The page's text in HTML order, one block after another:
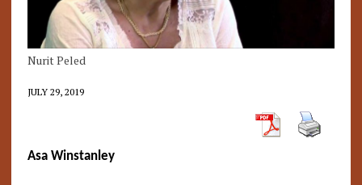
Nurit Peled
JULY 29, 2019
Asa Winstanley